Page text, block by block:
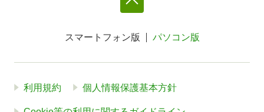
スマートフォン版 パソコン版
利用規約 個人情報保護基本方針